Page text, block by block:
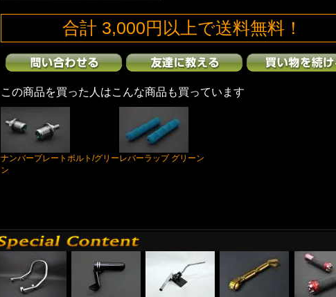
合計 3,000円以上で送料無料！
この商品を買った人はこんな商品も買っています
ナンバープレートボルト/グリー
ン
レバーラップ グリーン